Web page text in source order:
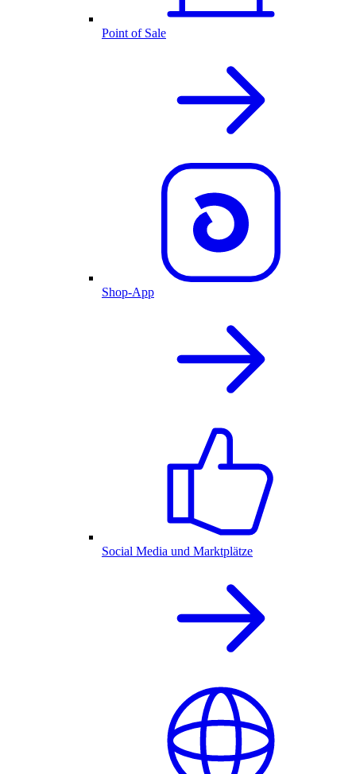
Point of Sale
Shop-App
Social Media und Marktplätze